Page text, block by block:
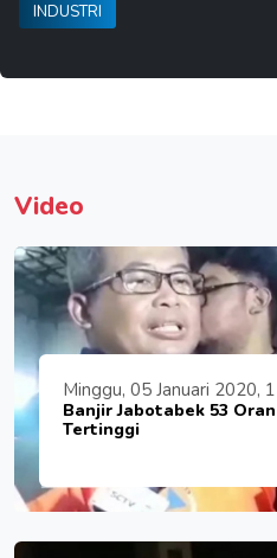
INDUSTRI
Video
Minggu, 05 Januari 2020,
Banjir Jabotabek 53
Tertinggi